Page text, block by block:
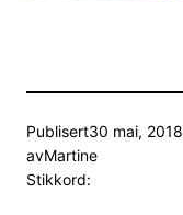
Publisert30 mai, 2018
avMartine
Stikkord: